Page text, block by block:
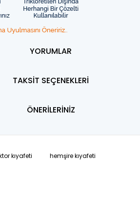
YORUMLAR
TAKSİT SEÇENEKLERİ
ÖNERİLERİNİZ
kıyafeti hemşire kıyafeti